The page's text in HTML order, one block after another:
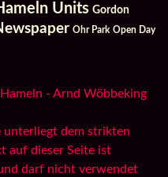
Units Gordon
Ohr Park Open Day
- Arnd Wöbbeking
unterliegt dem strikten
auf dieser Seite ist
darf nicht verwendet